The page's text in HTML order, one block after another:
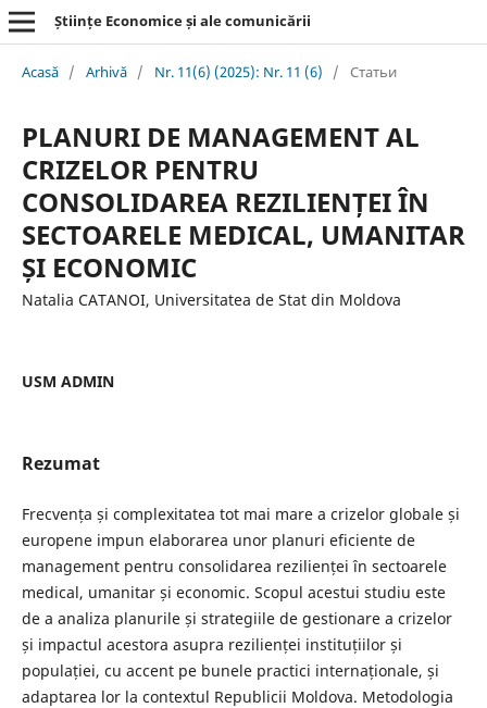
Științe Economice și ale comunicării
Acasă / Arhivă / Nr. 11(6) (2025): Nr. 11 (6) / Статьи
PLANURI DE MANAGEMENT AL
CRIZELOR PENTRU
CONSOLIDAREA REZILIENȚEI ÎN
SECTOARELE MEDICAL, UMANITAR
ȘI ECONOMIC
Natalia CATANOI, Universitatea de Stat din Moldova
USM ADMIN
Rezumat
Frecvența și complexitatea tot mai mare a crizelor globale și
europene impun elaborarea unor planuri eficiente de
management pentru consolidarea rezilienței în sectoarele
medical, umanitar și economic. Scopul acestui studiu este
de a analiza planurile și strategiile de gestionare a crizelor
și impactul acestora asupra rezilienței instituțiilor și
populației, cu accent pe bunele practici internaționale, și
adaptarea lor la contextul Republicii Moldova. Metodologia